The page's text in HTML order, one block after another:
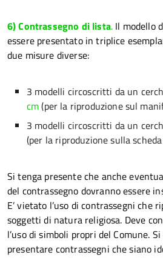
6) Contrassegno di lista. Il modello
essere presentato in triplice
due misure diverse:
3 modelli circoscritti da un
cm(per la riproduzione sul
3 modelli circoscritti da un
(per la riproduzione sulla
Si tenga presente che anche
del contrassegno dovranno essere
E’ vietato l’uso di contrassegni che
soggetti di natura religiosa. Deve
l’uso di simboli propri del Comune.
presentare contrassegni che siano